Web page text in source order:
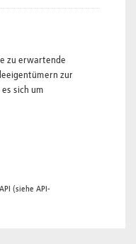
zu erwartende
zur
sich um
API (siehe API-